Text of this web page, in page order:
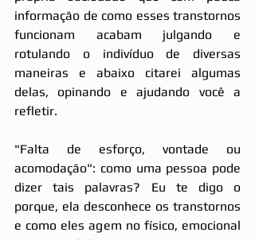
informação de como esses transtornos
funcionam acabam julgando e
rotulando o indivíduo de diversas
maneiras e abaixo citarei algumas
delas, opinando e ajudando você a
refletir.
"Falta de esforço, vontade ou
acomodação": como uma pessoa pode
dizer tais palavras? Eu te digo o
porque, ela desconhece os transtornos
e como eles agem no físico, emocional